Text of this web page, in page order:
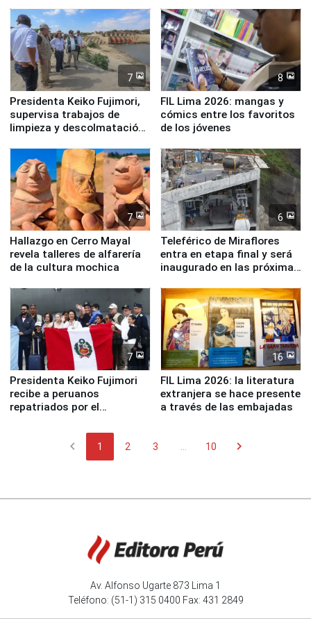
7
Presidenta Keiko Fujimori,
supervisa trabajos de
limpieza y descolmatación
8
FIL Lima 2026: mangas y
cómics entre los favoritos
de los jóvenes
7
Hallazgo en Cerro Mayal
revela talleres de alfarería
de la cultura mochica
6
Teleférico de Miraflores
entra en etapa final y será
inaugurado en las próximas
7
Presidenta Keiko Fujimori
recibe a peruanos
repatriados por el
16
FIL Lima 2026: la literatura
extranjera se hace presente
a través de las embajadas
chevron_left 1 2 3 10 chevron_right
Av. Alfonso Ugarte 873 Lima 1
Teléfono: (51-1) 315 0400 Fax: 431 2849